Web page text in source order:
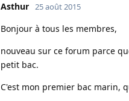
Asthur 25 août 2015
Bonjour à tous les membres,
nouveau sur ce forum parce
petit bac.
C'est mon premier bac marin,